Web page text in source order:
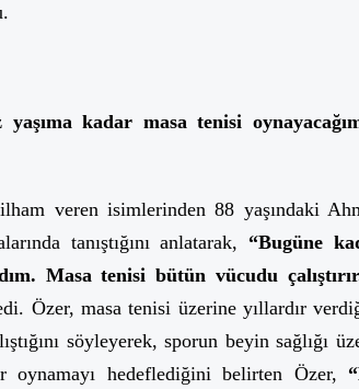
yaşıma kadar masa tenisi
veren isimlerinden 88 yaşındaki
tanıştığını anlatarak, “Bugüne
Masa tenisi bütün vücudu
Özer, masa tenisi üzerine yıllardır
söyleyerek, sporun beyin
oynamayı hedeflediğini belirten Özer,